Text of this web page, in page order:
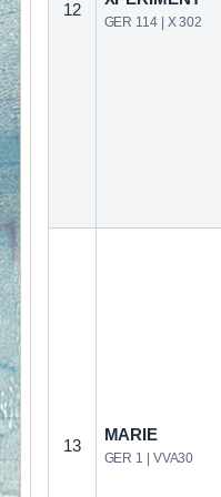
12
GER 114 | X 302
13
MARIE
GER 1 | VVA30